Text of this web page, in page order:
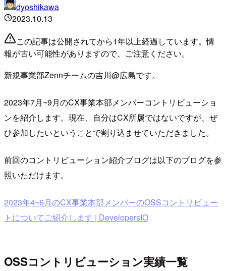
dyoshikawa
2023.10.13
この記事は公開されてから1年以上経過しています。情
報が古い可能性がありますので、ご注意ください。
新規事業部Zennチームの吉川@広島です。
2023年7月~9月のCX事業本部メンバーコントリビューショ
ンを紹介します。現在、自分はCX所属ではないですが、ぜ
ひ参加したいということで割り込ませていただきました。
前回のコントリビューション紹介ブログは以下のブログを参
照いただけます。
2023年4~6月のCX事業本部メンバーのOSSコントリビュー
トについてご紹介します | DevelopersIO
OSSコントリビューション実績一覧